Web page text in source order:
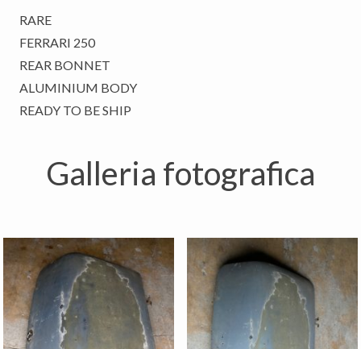
RARE
FERRARI 250
REAR BONNET
ALUMINIUM BODY
READY TO BE SHIP
Galleria fotografica